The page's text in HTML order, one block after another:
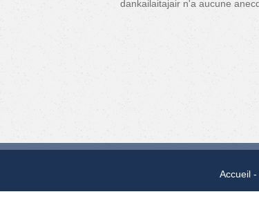
dankailaitajair n'a aucune
Accueil